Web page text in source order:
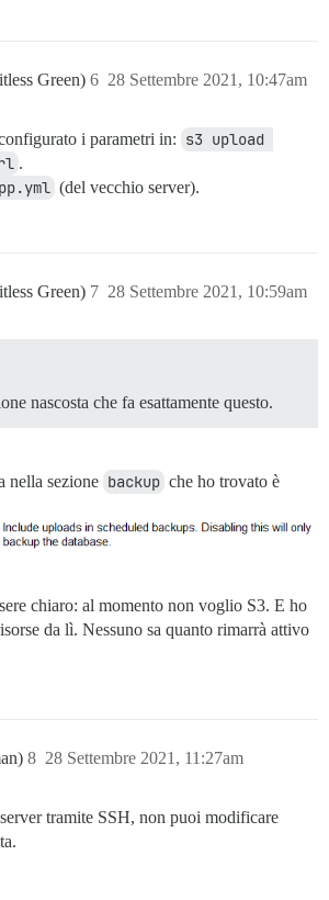
Green) 28 Settembre 2021, 10:47am
6
i parametri in: s3 upload
.
(del vecchio server).
Green) 28 Settembre 2021, 10:59am
7
nascosta che fa esattamente questo.
nella sezione backup che ho trovato è
chiaro: al momento non voglio S3. E ho
da lì. Nessuno sa quanto rimarrà attivo
28 Settembre 2021, 11:27am
8
tramite SSH, non puoi modificare